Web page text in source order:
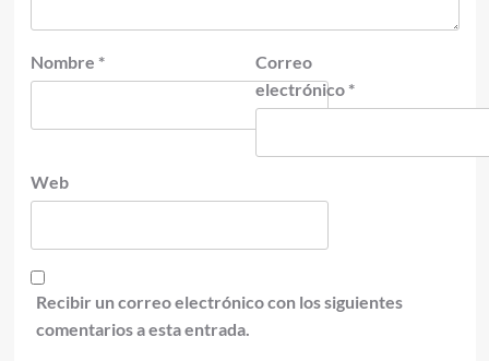
Nombre *
Correo
electrónico *
Web
Recibir un correo electrónico con los siguientes
comentarios a esta entrada.